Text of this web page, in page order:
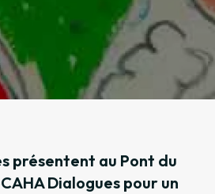
présentent au Pont du
Dialogues pour un